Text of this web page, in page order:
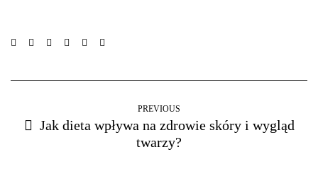
PREVIOUS
Jak dieta wpływa na zdrowie skóry i wygląd
twarzy?